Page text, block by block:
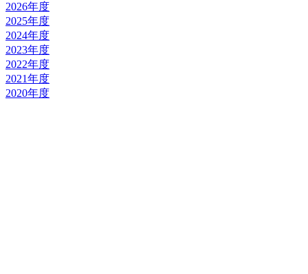
2026年度
2025年度
2024年度
2023年度
2022年度
2021年度
2020年度